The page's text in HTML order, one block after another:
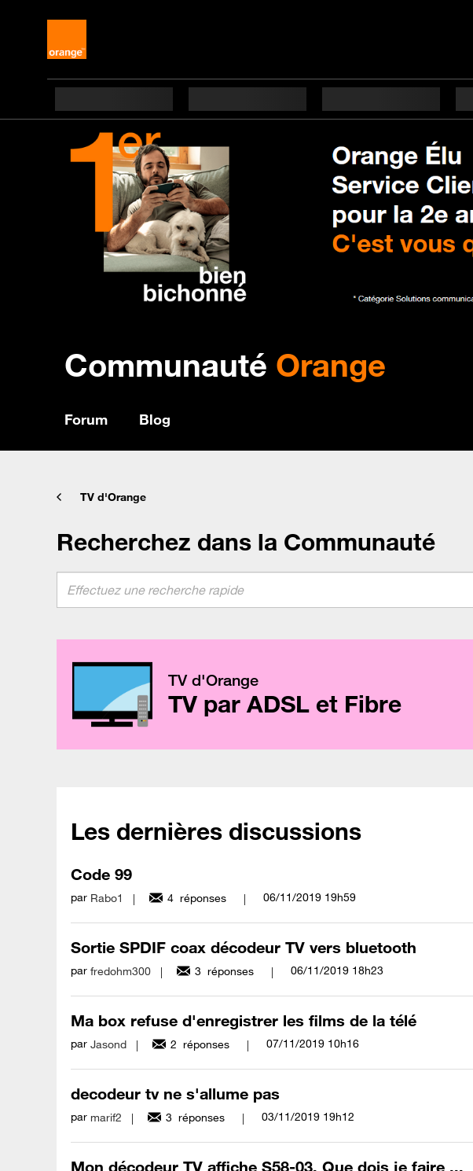
Communauté Orange
Forum Blog
TV d'Orange
Recherchez dans la Communauté
TV d'Orange
TV par ADSL et Fibre
Les dernières discussions
Code 99
par Rabo1 4 réponses ‎06/11/2019 19h59
Sortie SPDIF coax décodeur TV vers bluetooth
par fredohm300 3 réponses ‎06/11/2019 18h23
Ma box refuse d'enregistrer les films de la télé
par Jasond 2 réponses ‎07/11/2019 10h16
decodeur tv ne s'allume pas
par marif2 3 réponses ‎03/11/2019 19h12
Mon décodeur TV affiche S58-03. Que dois je faire ...